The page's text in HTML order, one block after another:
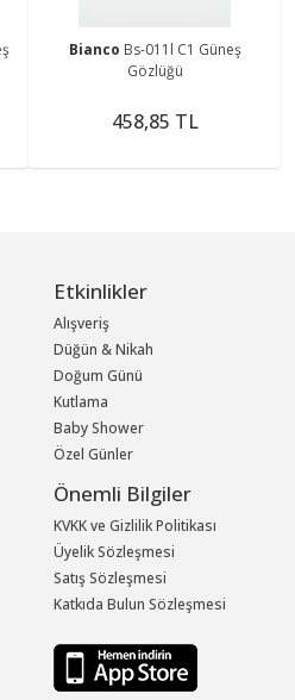
Bianco Bs-011l C1 Güneş
Gözlüğü
458,85 TL
Etkinlikler
Alışveriş
Düğün & Nikah
Doğum Günü
Kutlama
Baby Shower
Özel Günler
Önemli Bilgiler
KVKK ve Gizlilik Politikası
Üyelik Sözleşmesi
Satış Sözleşmesi
Katkıda Bulun Sözleşmesi